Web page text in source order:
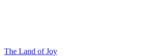
The Land of Joy